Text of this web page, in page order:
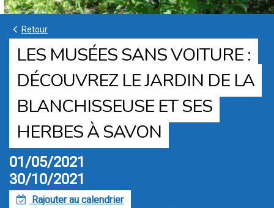
k Retour
LES MUSÉES SANS VOITURE :
DÉCOUVREZ LE JARDIN DE LA
BLANCHISSEUSE ET SES
HERBES À SAVON
01/05/2021
30/10/2021
F Rajouter au calendrier